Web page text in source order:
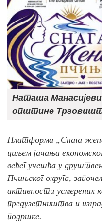
Наташа
општине
Платформа „Снага
циљем јачања
већег учешћа у
Пчињског округа,
активности усмерених
предузетништва и
подршке.